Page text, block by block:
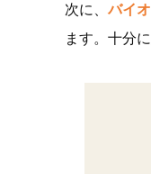
次に、バイ
ます。十分